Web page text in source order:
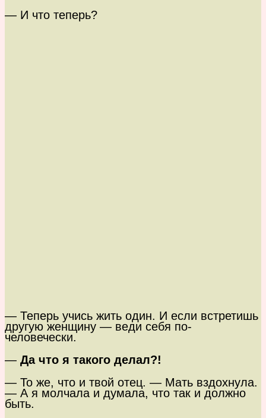
— И что теперь?
— Теперь учись жить один. И если встретишь
другую женщину — веди себя по-
человечески.
— Да что я такого делал?!
— То же, что и твой отец. — Мать вздохнула.
— А я молчала и думала, что так и должно
быть.